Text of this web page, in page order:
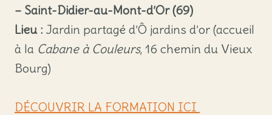
– Saint-Didier-au-Mont-d’Or (69)
Lieu : Jardin partagé d’Ô jardins d’or (accueil
à la Cabane à Couleurs, 16 chemin du Vieux
Bourg)
DÉCOUVRIR LA FORMATION ICI